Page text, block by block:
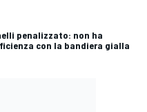
penalizzato: non ha
con la bandiera gialla